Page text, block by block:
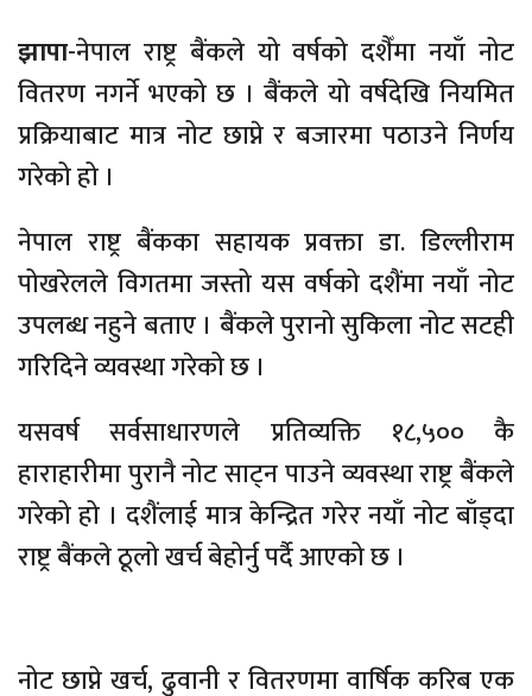
झापा-नेपाल राष्ट्र बैंकले यो वर्षको दशैँमा नयाँ नोट
वितरण नगर्ने भएको छ । बैंकले यो वर्षदेखि नियमित
प्रक्रियाबाट मात्र नोट छाप्ने र बजारमा पठाउने निर्णय
गरेको हो ।
नेपाल राष्ट्र बैंकका सहायक प्रवक्ता डा. डिल्लीराम
पोखरेलले विगतमा जस्तो यस वर्षको दशैंमा नयाँ नोट
उपलब्ध नहुने बताए । बैंकले पुरानो सुकिला नोट सटही
गरिदिने व्यवस्था गरेको छ ।
यसवर्ष सर्वसाधारणले प्रतिव्यक्ति १८,५०० कै
हाराहारीमा पुरानै नोट साट्न पाउने व्यवस्था राष्ट्र बैंकले
गरेको हो । दशैंलाई मात्र केन्द्रित गरेर नयाँ नोट बाँड्दा
राष्ट्र बैंकले ठूलो खर्च बेहोर्नु पर्दै आएको छ ।
नोट छाप्ने खर्च, ढुवानी र वितरणमा वार्षिक करिब एक